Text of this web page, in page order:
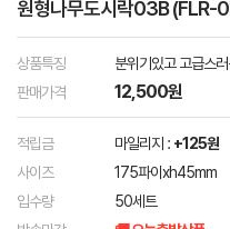
원형나무도시락03B (FLR-
상품특징
분위기있고 고급스
판매가격
12,500원
적립금 마일리지 : +125원
사이즈
175파이xh45mm
입수량
50세트